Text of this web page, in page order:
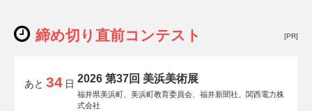
締め切り直前コンテスト [PR]
あと 34 日 2026 第37回 美浜美術展
福井県美浜町、美浜町教育委員会、福井新聞社、関西電力株
式会社